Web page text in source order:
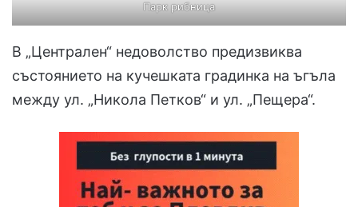
Парк рибница
В „Централен“ недоволство предизвиква
състоянието на кучешката градинка на ъгъла
между ул. „Никола Петков“ и ул. „Пещера“.